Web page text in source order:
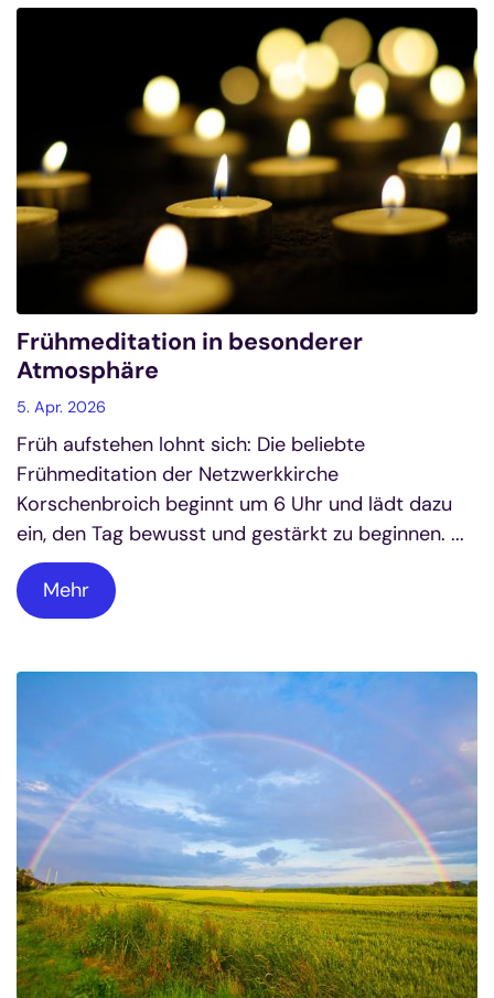
Frühmeditation in besonderer
Atmosphäre
5. Apr. 2026
Früh aufstehen lohnt sich: Die beliebte
Frühmeditation der Netzwerkkirche
Korschenbroich beginnt um 6 Uhr und lädt dazu
ein, den Tag bewusst und gestärkt zu beginnen. ...
Mehr